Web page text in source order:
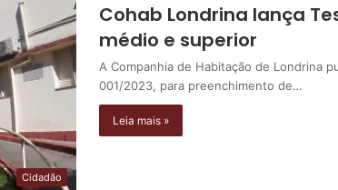
Cidadão
Cohab Londrina lança
médio e superior
A Companhia de Habitação de Londrina
001/2023, para preenchimento de…
Leia mais »